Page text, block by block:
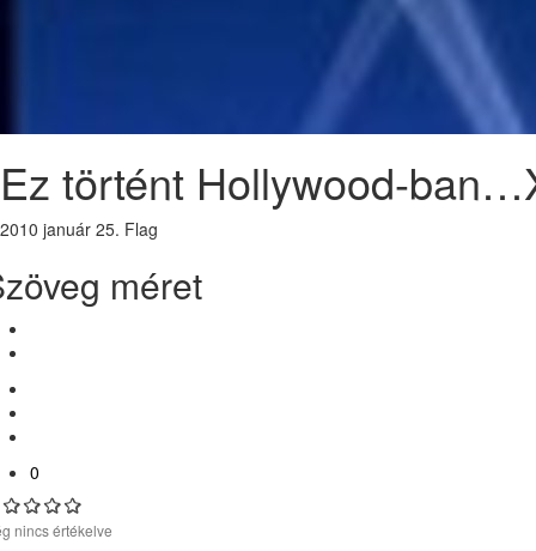
Ez történt Hollywood-
2010 január 25. Flag
méret
0
nincs értékelve